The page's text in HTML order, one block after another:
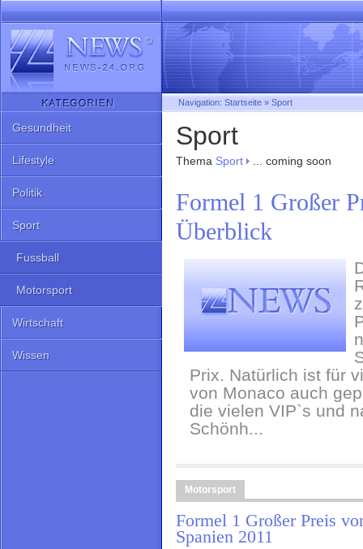
Sport
Thema Sport ... coming soon
Formel 1 Großer
Überblick
Prix. Natürlich ist für
von Monaco auch
die vielen VIP`s und
Schönh...
Motorsport
Formel 1 Großer Preis
Spanien 2011
Gesundheit
Lifestyle
Politik
Sport
Fussball
Motorsport
Wirtschaft
Wissen
Navigation: Startseite » Sport